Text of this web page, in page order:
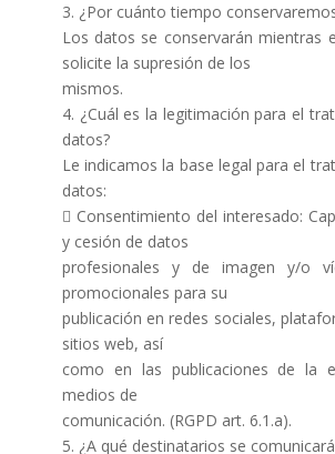
3. ¿Por cuánto tiempo
Los datos se conservarán mientras
solicite la supresión de los
mismos.
4. ¿Cuál es la legitimación para el
datos?
Le indicamos la base legal para el
datos:
 Consentimiento del interesado:
y cesión de datos
profesionales y de imagen y/o
promocionales para su
publicación en redes sociales,
sitios web, así
como en las publicaciones de la
medios de
comunicación. (RGPD art. 6.1.a).
5. ¿A qué destinatarios se